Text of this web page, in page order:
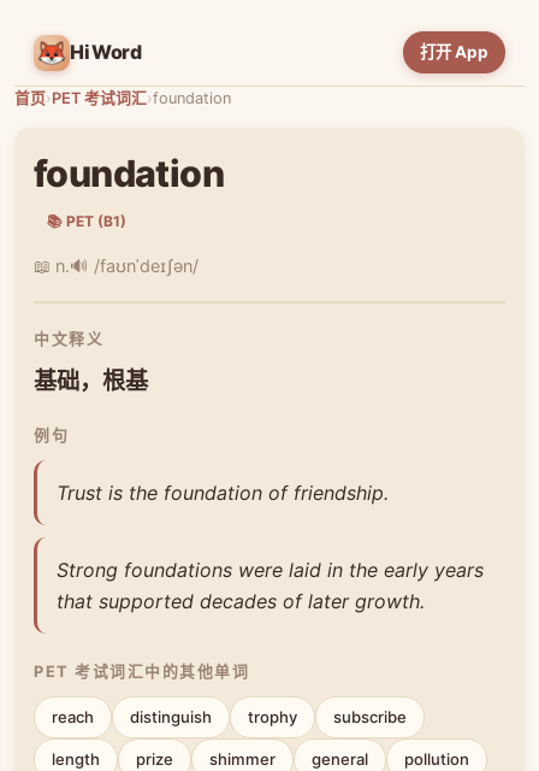
HiWord 打开 App
首页›PET 考试词汇›foundation
foundation
📚 PET (B1)
📖 n.🔊 /faʊnˈdeɪʃən/
中文释义
基础，根基
例句
Trust is the foundation of friendship.
Strong foundations were laid in the early years
that supported decades of later growth.
PET 考试词汇中的其他单词
reach distinguish trophy subscribe
length prize shimmer general pollution